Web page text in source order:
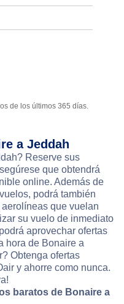
de los últimos 365 días.
a Jeddah
Reserve sus
que obtendrá
online. Además de
podrá también
que vuelan
su vuelo de inmediato
aprovechar ofertas
hora de Bonaire a
Obtenga ofertas
y ahorre como nunca.
baratos de Bonaire a